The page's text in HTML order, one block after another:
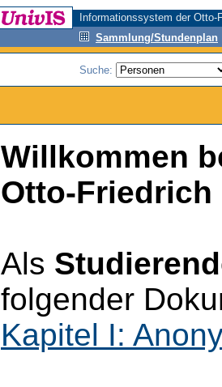
Informationssystem der
Sammlung/Stundenplan
Suche:
Willkommen
Otto-
Als
folgender
Kapitel I: